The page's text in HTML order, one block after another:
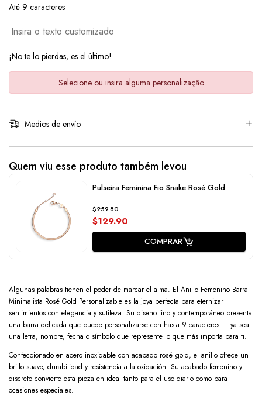
Até 9 caracteres
¡No te lo pierdas, es el último!
Selecione ou insira alguma personalização
Medios de envío
Quem viu esse produto também levou
Pulseira Feminina Fio Snake Rosé Gold
$259.80
$129.90
COMPRAR
Algunas palabras tienen el poder de marcar el alma. El Anillo Femenino Barra
Minimalista Rosé Gold Personalizable es la joya perfecta para eternizar
sentimientos con elegancia y sutileza. Su diseño fino y contemporáneo presenta
una barra delicada que puede personalizarse con hasta 9 caracteres — ya sea
una letra, nombre, fecha o símbolo que represente lo que más importa para ti.
Confeccionado en acero inoxidable con acabado rosé gold, el anillo ofrece un
brillo suave, durabilidad y resistencia a la oxidación. Su acabado femenino y
discreto convierte esta pieza en ideal tanto para el uso diario como para
ocasiones especiales.